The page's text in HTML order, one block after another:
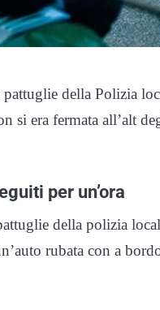
pattuglie della Polizia
si era fermata all’alt
per un’ora
della polizia
rubata con a